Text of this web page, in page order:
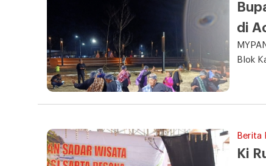
di
Blok
Berita
Ki